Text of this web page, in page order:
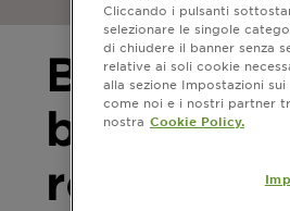
BB
bellezza
routine
Cliccando i pulsanti
selezionare le singole
di chiudere il banner senza
relative ai soli cookie
alla sezione Impostazioni
come noi e i nostri partner
nostra Cookie Policy.